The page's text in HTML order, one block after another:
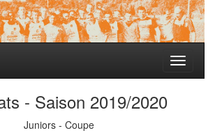
Toggle
- Saison 2019/2020
Juniors - Coupe